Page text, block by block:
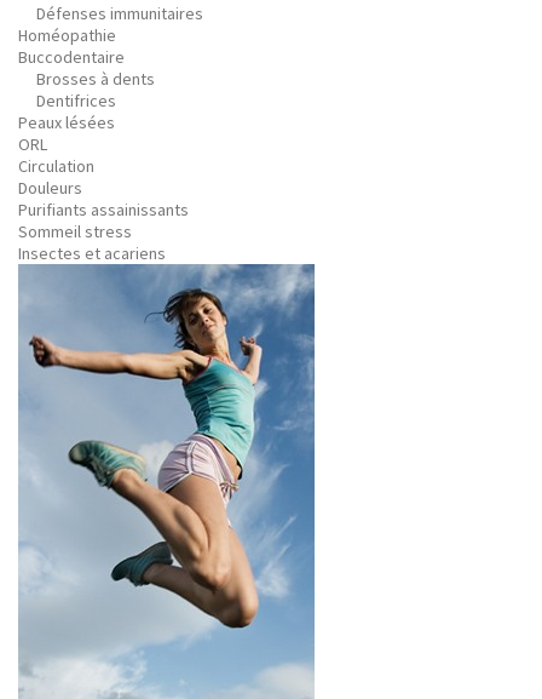
Défenses immunitaires
Homéopathie
Buccodentaire
Brosses à dents
Dentifrices
Peaux lésées
ORL
Circulation
Douleurs
Purifiants assainissants
Sommeil stress
Insectes et acariens